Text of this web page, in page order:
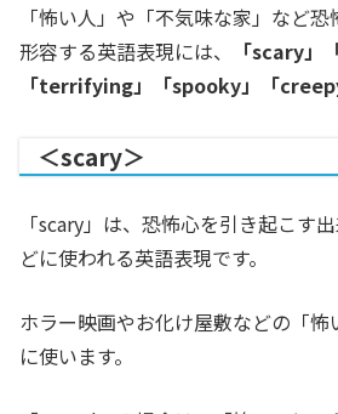
「怖い人」や「不気味な家」など
形容する英語表現には、
「scary」
「terrifying」「spooky」「
＜scary＞
「scary」は、恐怖心を引き起こす
どに使われる英語表現です。
ホラー映画やお化け屋敷などの「
に使います。